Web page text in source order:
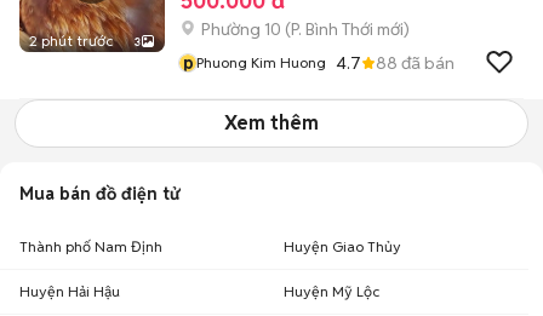
2 phút trước 3
Phường 10 (P. Bình Thới mới)
pPhuong Kim Huong 4.7 88 đã bán
Xem thêm
Mua bán đồ điện tử
Thành phố Nam Định Huyện Giao Thủy
Huyện Hải Hậu Huyện Mỹ Lộc